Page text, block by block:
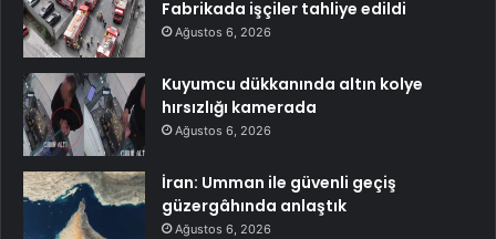
Fabrikada işçiler tahliye edildi
Ağustos 6, 2026
Kuyumcu dükkanında altın kolye
hırsızlığı kamerada
Ağustos 6, 2026
İran: Umman ile güvenli geçiş
güzergâhında anlaştık
Ağustos 6, 2026